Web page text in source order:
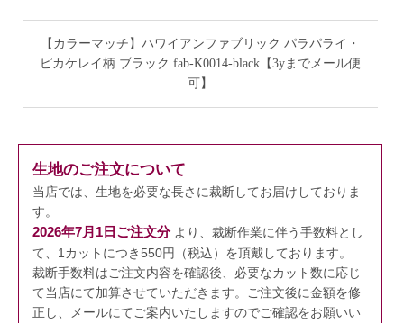
【カラーマッチ】ハワイアンファブリック パラパライ・
ピカケレイ柄 ブラック fab-K0014-black【3yまでメール便
可】
生地のご注文について
当店では、生地を必要な長さに裁断してお届けしておりま
す。
2026年7月1日ご注文分より、裁断作業に伴う手数料とし
て、1カットにつき550円（税込）を頂戴しております。
裁断手数料はご注文内容を確認後、必要なカット数に応じ
て当店にて加算させていただきます。
ご注文後に金額を修
正し、メールにてご案内いたしますのでご確認をお願いい